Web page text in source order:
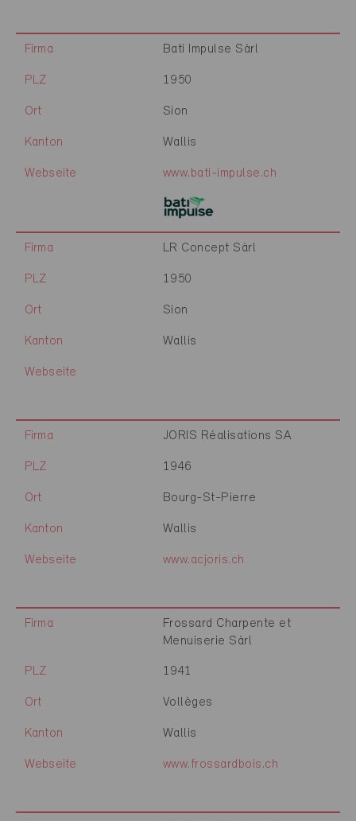
Firma Bati Impulse Sàrl
PLZ 1950
Ort Sion
Kanton Wallis
Webseite www.bati-impulse.ch
Firma LR Concept Sàrl
PLZ 1950
Ort Sion
Kanton Wallis
Webseite
Firma JORIS Réalisations SA
PLZ 1946
Ort Bourg-St-Pierre
Kanton Wallis
Webseite www.acjoris.ch
Firma
Frossard Charpente et
Menuiserie Sàrl
PLZ 1941
Ort Vollèges
Kanton Wallis
Webseite www.frossardbois.ch